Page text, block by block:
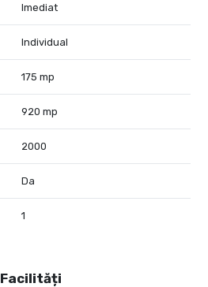
Imediat
Individual
175 mp
920 mp
2000
Da
1
Facilități